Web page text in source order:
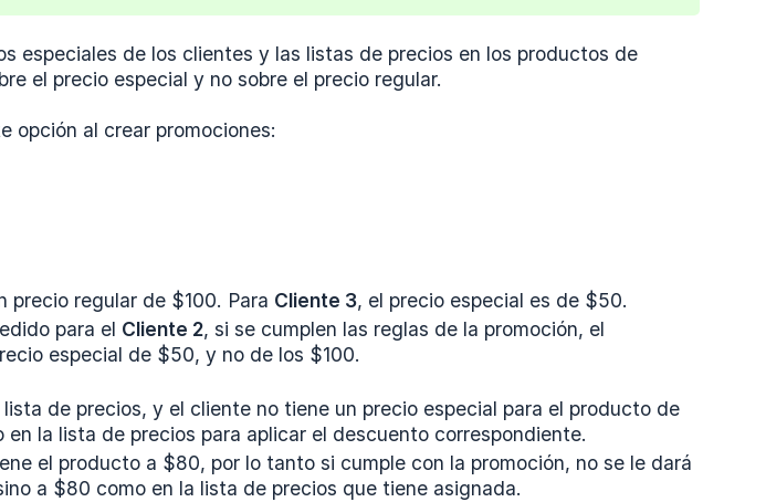
especiales de los clientes y las listas de precios en los productos de
el precio especial y no sobre el precio regular.
opción al crear promociones:
precio regular de $100. Para Cliente 3, el precio especial es de $50.
para el Cliente 2, si se cumplen las reglas de la promoción, el
especial de $50, y no de los $100.
de precios, y el cliente no tiene un precio especial para el producto de
la lista de precios para aplicar el descuento correspondiente.
el producto a $80, por lo tanto si cumple con la promoción, no se le dará
a $80 como en la lista de precios que tiene asignada.